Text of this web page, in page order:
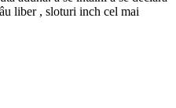
liber , sloturi inch cel mai